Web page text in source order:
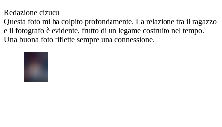
Redazione cizucu
Questa foto mi ha colpito profondamente. La relazione tra il ragazzo
e il fotografo è evidente, frutto di un legame costruito nel tempo.
Una buona foto riflette sempre una connessione.